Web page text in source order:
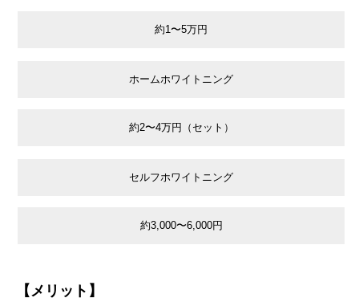
約1〜5万円
ホームホワイトニング
約2〜4万円（セット）
セルフホワイトニング
約3,000〜6,000円
【メリット】